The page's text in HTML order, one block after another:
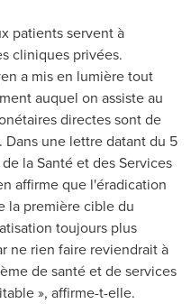
patients servent à
cliniques privées.
a mis en lumière tout
auquel on assiste au
directes sont de
Dans une lettre datant du 5
la Santé et des Services
affirme que l'éradication
la première cible du
toujours plus
ne rien faire reviendrait à
de santé et de services
», affirme-t-elle.